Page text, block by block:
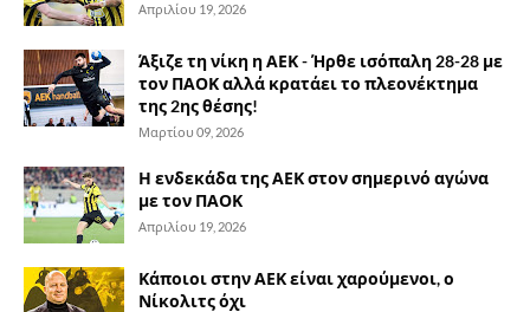
Απριλίου 19, 2026
Άξιζε τη νίκη η ΑΕΚ - Ήρθε ισόπαλη 28-28 με
τον ΠΑΟΚ αλλά κρατάει το πλεονέκτημα
της 2ης θέσης!
Μαρτίου 09, 2026
Η ενδεκάδα της ΑΕΚ στον σημερινό αγώνα
με τον ΠΑΟΚ
Απριλίου 19, 2026
Κάποιοι στην ΑΕΚ είναι χαρούμενοι, ο
Νίκολιτς όχι